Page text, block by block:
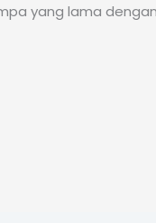
yang lama